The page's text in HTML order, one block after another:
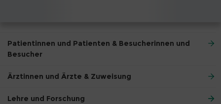
Patientinnen und Patienten & Besucherinnen und
Besucher
Ärztinnen und Ärzte & Zuweisung
Lehre und Forschung